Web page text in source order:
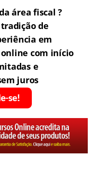
área fiscal ?
de
em
online com início
e
juros